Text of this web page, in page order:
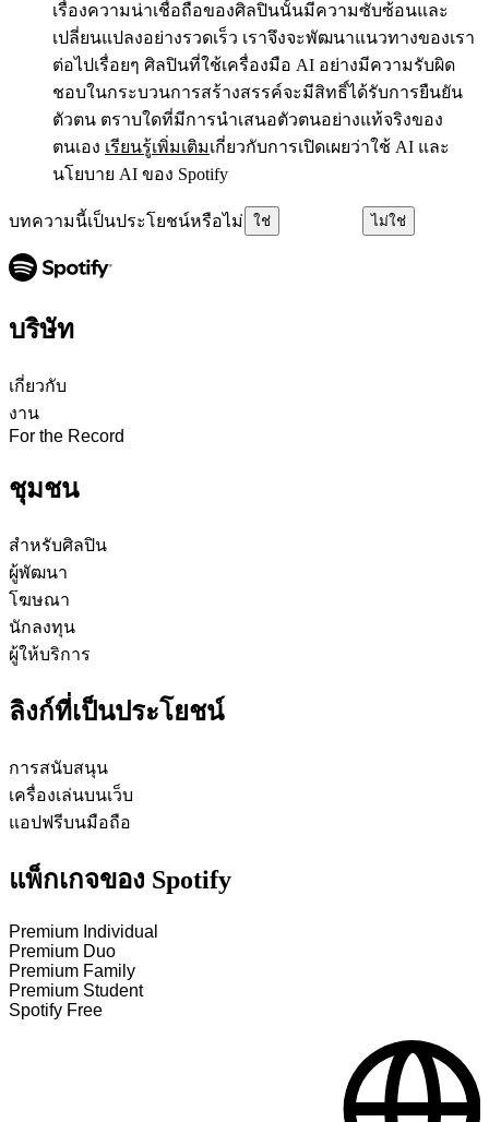
เรื่องความน่าเชื่อถือของศิลปินนั้นมีความซับซ้อนและ
เปลี่ยนแปลงอย่างรวดเร็ว เราจึงจะพัฒนาแนวทางของเรา
ต่อไปเรื่อยๆ ศิลปินที่ใช้เครื่องมือ AI อย่างมีความรับผิด
ชอบในกระบวนการสร้างสรรค์จะมีสิทธิ์ได้รับการยืนยัน
ตัวตน ตราบใดที่มีการนำเสนอตัวตนอย่างแท้จริงของ
ตนเอง เรียนรู้เพิ่มเติมเกี่ยวกับการเปิดเผยว่าใช้ AI และ
นโยบาย AI ของ Spotify
บทความนี้เป็นประโยชน์หรือไม่ ใช่ ไม่ใช่
บริษัท
เกี่ยวกับ
งาน
For the Record
ชุมชน
สำหรับศิลปิน
ผู้พัฒนา
โฆษณา
นักลงทุน
ผู้ให้บริการ
ลิงก์ที่เป็นประโยชน์
การสนับสนุน
เครื่องเล่นบนเว็บ
แอปฟรีบนมือถือ
แพ็กเกจของ Spotify
Premium Individual
Premium Duo
Premium Family
Premium Student
Spotify Free